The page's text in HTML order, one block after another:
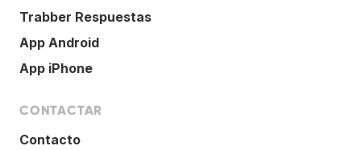
Trabber Respuestas
App Android
App iPhone
CONTACTAR
Contacto